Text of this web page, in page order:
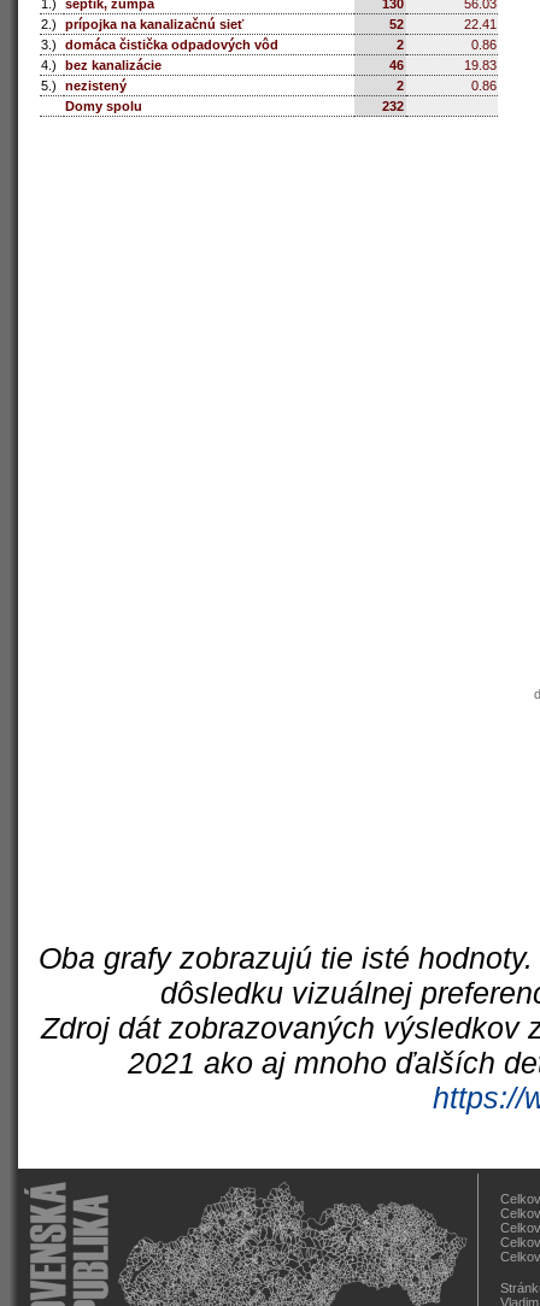
1.)
septik, žumpa 130
56.03
2.)
prípojka na kanalizačnú sieť 52
22.41
3.)
domáca čistička odpadových vôd 2
0.86
4.)
bez kanalizácie 46
19.83
5.)
nezistený 2
0.86
Domy spolu
232
Oba grafy zobrazujú tie isté
dôsledku vizuálnej
Zdroj dát zobrazovaných výsledkov
2021 ako aj mnoho ďalších
https://